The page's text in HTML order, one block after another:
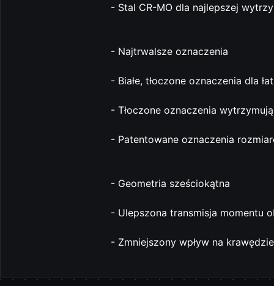
- Stal CR-MO dla najlepszej
- Najtrwalsze oznaczenia
- Białe, tłoczone oznaczenia dla
- Tłoczone oznaczenia
- Patentowane oznaczenia
- Geometria sześciokątna
- Ulepszona transmisja momentu
- Zmniejszony wpływ na